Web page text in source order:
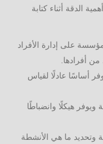
الدقة أثناء كتابة
على إدارة الأفراد
أفرادها.
أساسًا عادلًا لقياس
هيكلًا وانضباطًا
وتحديد ما هي الأنشطة